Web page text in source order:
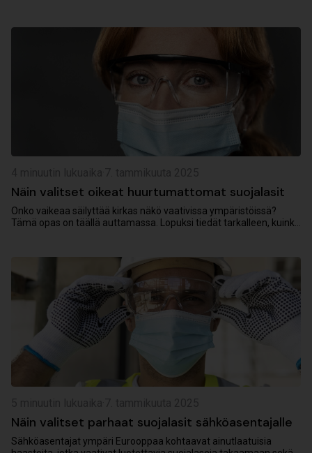
Näin valitset oikeat huurtumattomat suojalasit
Onko vaikeaa säilyttää kirkas näkö vaativissa ympäristöissä?
Tämä opas on täällä auttamassa. Lopuksi tiedät tarkalleen, kuinka
Näin valitset parhaat suojalasit sähköasentajalle
Sähköasentajat ympäri Eurooppaa kohtaavat ainutlaatuisia